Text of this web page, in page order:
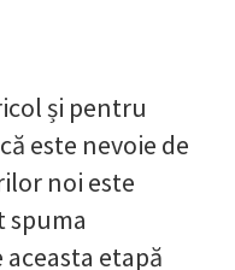
și pentru
este nevoie de
noi este
spuma
etapă